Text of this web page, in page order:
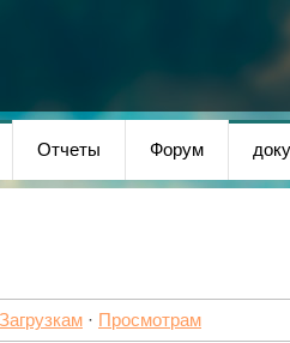
Отчеты Форум
Загрузкам · Просмотрам